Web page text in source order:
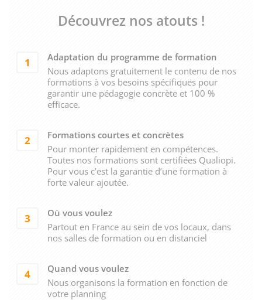
Découvrez nos atouts !
1
Adaptation du programme de formation
Nous adaptons gratuitement le contenu de nos
formations à vos besoins spécifiques pour
garantir une pédagogie concrète et 100 %
efficace.
2
Formations courtes et concrètes
Pour monter rapidement en compétences.
Toutes nos formations sont certifiées Qualiopi.
Pour vous c’est la garantie d’une formation à
forte valeur ajoutée.
3
Où vous voulez
Partout en France au sein de vos locaux, dans
nos salles de formation ou en distanciel
4
Quand vous voulez
Nous organisons la formation en fonction de
votre planning